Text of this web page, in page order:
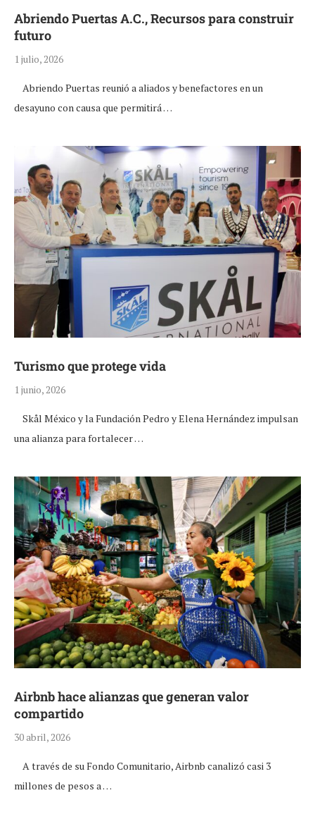
Abriendo Puertas A.C., Recursos para construir
futuro
1 julio, 2026
Abriendo Puertas reunió a aliados y benefactores en un
desayuno con causa que permitirá …
Turismo que protege vida
1 junio, 2026
Skål México y la Fundación Pedro y Elena Hernández impulsan
una alianza para fortalecer …
Airbnb hace alianzas que generan valor
compartido
30 abril, 2026
A través de su Fondo Comunitario, Airbnb canalizó casi 3
millones de pesos a …